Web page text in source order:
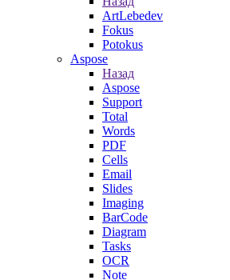
ArtLebedev
Fokus
Potokus
Aspose
Назад
Aspose
Support
Total
Words
PDF
Cells
Email
Slides
Imaging
BarCode
Diagram
Tasks
OCR
Note